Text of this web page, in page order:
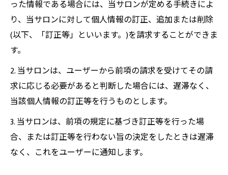
った情報である場合には、当サロンが定める手続きによ
り、当サロンに対して個人情報の訂正、追加または削除
(以下、「訂正等」といいます。)を請求することができま
す。
2. 当サロンは、ユーザーから前項の請求を受けてその請
求に応じる必要があると判断した場合には、遅滞なく、
当該個人情報の訂正等を行うものとします。
3. 当サロンは、前項の規定に基づき訂正等を行った場
合、または訂正等を行わない旨の決定をしたときは遅滞
なく、これをユーザーに通知します。